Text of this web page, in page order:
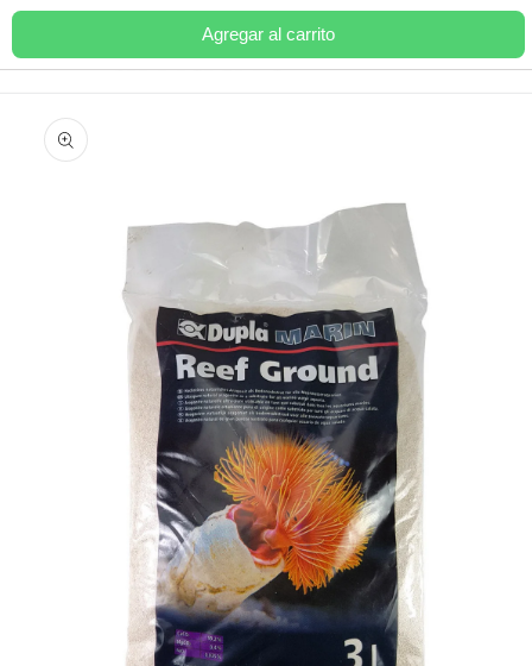
Ir
al contenido
Ir
a la
información
Agregar al carrito